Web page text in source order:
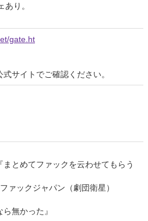
り。
gate.ht
サイトでご確認ください。
まとめてファックを云わせてもらう
ァックジャパン（劇団衛星）
無かった』